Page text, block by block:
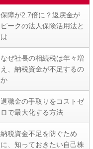
保障が2.7倍に？返戻金が
ピークの法人保険活用法と
は
なぜ社長の相続税は年々増
え、納税資金が不足するの
か
退職金の手取りをコストゼ
ロで最大化する方法
納税資金不足を防ぐため
に、知っておきたい自己株